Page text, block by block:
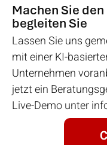
Machen Sie
begleiten Sie
Lassen Sie uns
mit einer KI-
Unternehmen
jetzt ein
Live-Demo unter